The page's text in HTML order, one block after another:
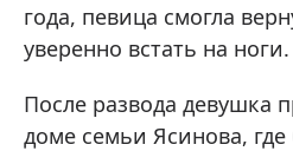
года, певица смогла
уверенно встать на ноги.
После развода девушка
доме семьи Ясинова,